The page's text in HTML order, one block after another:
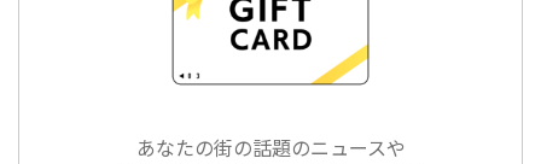
あなたの街の話題のニュースや